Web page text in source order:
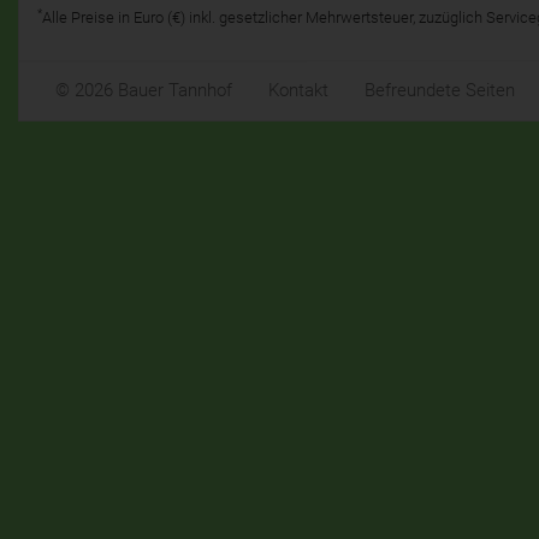
*Alle Preise in Euro (€) inkl. gesetzlicher Mehrwertsteuer, zuzüglich
© 2026 Bauer Tannhof Kontakt Befreundete Seiten